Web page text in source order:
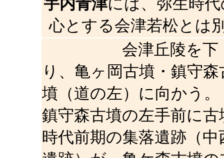
心とする会津若松とは
会津丘陵を下
り、亀ヶ岡古墳・鎮守森
墳（道の左）に向かう。
鎮守森古墳の左手前に古
時代前期の集落遺跡（中